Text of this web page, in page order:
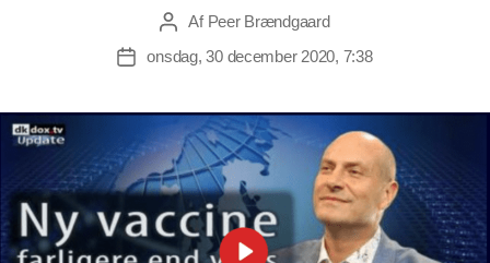
Indlægsforfatter
Af Peer Brændgaard
Indlægsdato
onsdag, 30 december 2020, 7:38